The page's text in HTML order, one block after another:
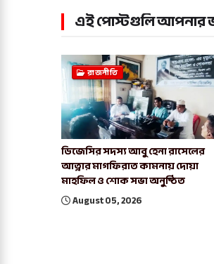
এই পোস্টগুলি আপনার
রাজনীতি
ডিজেসির সদস্য আবু হেনা রাসেলের
আত্নার মাগফিরাত কামনায় দোয়া
মাহফিল ও শোক সভা অনুষ্ঠিত
August 05, 2026